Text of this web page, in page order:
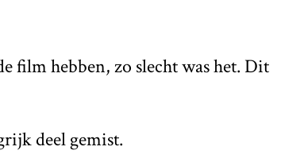
film hebben, zo slecht was het. Dit
deel gemist.